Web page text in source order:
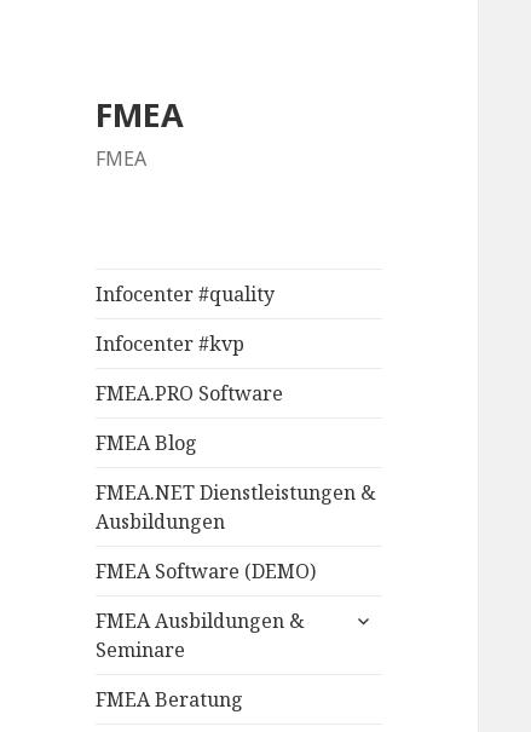
FMEA
FMEA
Infocenter #quality
Infocenter #kvp
FMEA.PRO Software
FMEA Blog
FMEA.NET Dienstleistungen &
Ausbildungen
FMEA Software (DEMO)
FMEA Ausbildungen &
Seminare
untermenü
FMEA Beratung